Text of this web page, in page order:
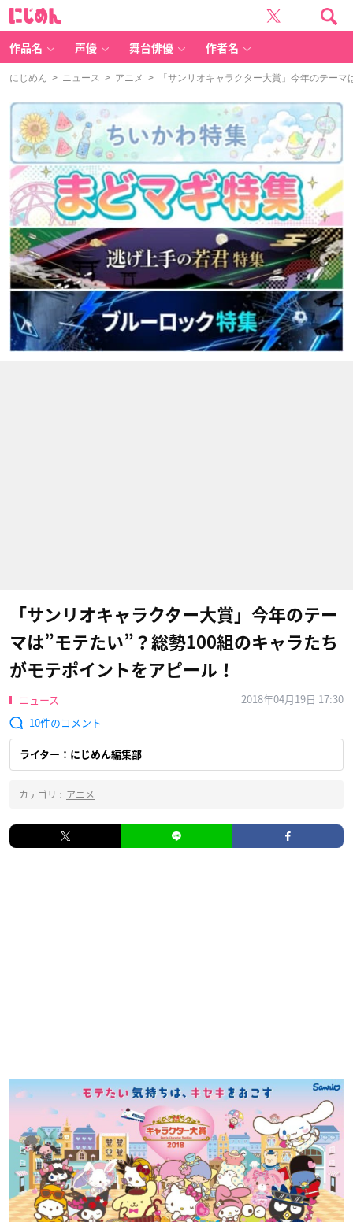
作品名 声優 舞台俳優 作者名
にじめん > ニュース > アニメ > 「サンリオキャラクター大賞」今年のテーマ
「サンリオキャラクター大賞」今年のテー
マは”モテたい”？総勢100組のキャラたち
がモテポイントをアピール！
ニュース
2018年04月19日 17:30
10
ライター：にじめん編集部
カテゴリ : アニメ